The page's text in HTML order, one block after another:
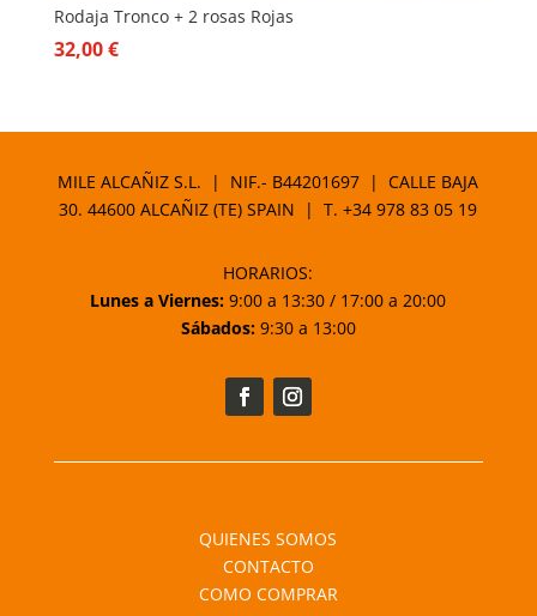
Rodaja Tronco + 2 rosas Rojas
32,00€
MILE ALCAÑIZ S.L. | NIF.- B44201697 | CALLE BAJA
30. 44600 ALCAÑIZ (TE) SPAIN | T.+34 978 83 05 19
HORARIOS:
Lunes a Viernes: 9:00 a 13:30 / 17:00 a 20:00
Sábados:9:30 a 13:00
QUIENES SOMOS
CONTACTO
COMO COMPRAR